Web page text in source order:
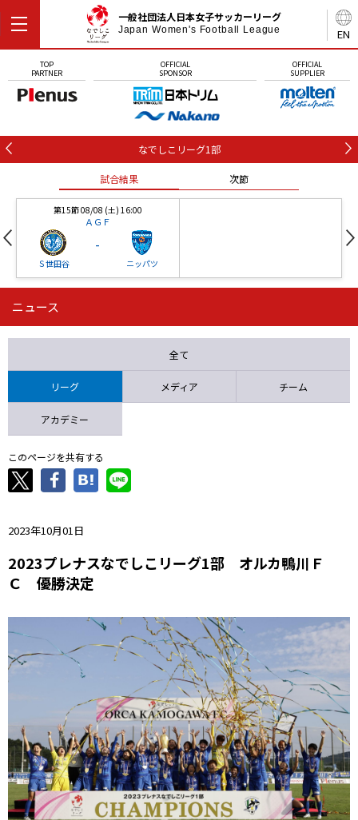
EN
一般社団法人日本女子サッカーリーグ
Japan Women's Football League
TOP
PARTNER
OFFICIAL
SPONSOR
OFFICIAL
SUPPLIER
なでしこリーグ1部
試合結果 次節
第15節 08/08 (土) 16:00
ＡＧＦ
Ｓ世田谷
-
ニッパツ
第16節 09/05 (土) 15:00
ニッパツ 石人の星
ニュース
全て
リーグ メディア チーム
アカデミー
このページを共有する
2023年10月01日
2023プレナスなでしこリーグ1部 オルカ鴨川Ｆ
Ｃ 優勝決定